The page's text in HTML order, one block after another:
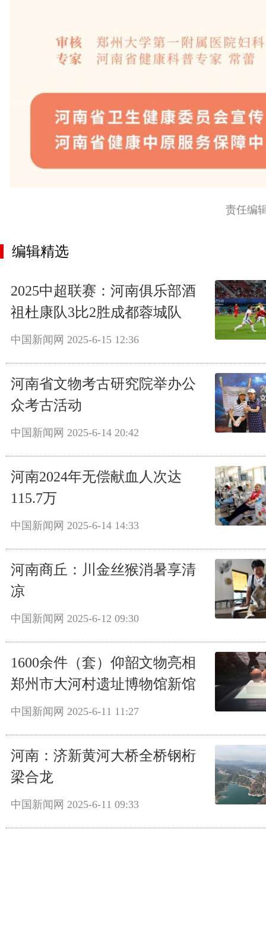
责任编
编辑精选
2025中超联赛：河南俱乐部酒
祖杜康队3比2胜成都蓉城队
中国新闻网 2025-6-15 12:36
河南省文物考古研究院举办公
众考古活动
中国新闻网 2025-6-14 20:42
河南2024年无偿献血人次达
115.7万
中国新闻网 2025-6-14 14:33
河南商丘：川金丝猴消暑享清
凉
中国新闻网 2025-6-12 09:30
1600余件（套）仰韶文物亮相
郑州市大河村遗址博物馆新馆
中国新闻网 2025-6-11 11:27
河南：济新黄河大桥全桥钢桁
梁合龙
中国新闻网 2025-6-11 09:33